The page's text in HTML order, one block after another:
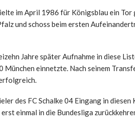
im April 1986 für Königsblau ein Tor
und schoss beim ersten
Jahre später Aufnahme in diese
München einnetzte. Nach seinem
des FC Schalke 04 Eingang in
einmal in die Bundesliga